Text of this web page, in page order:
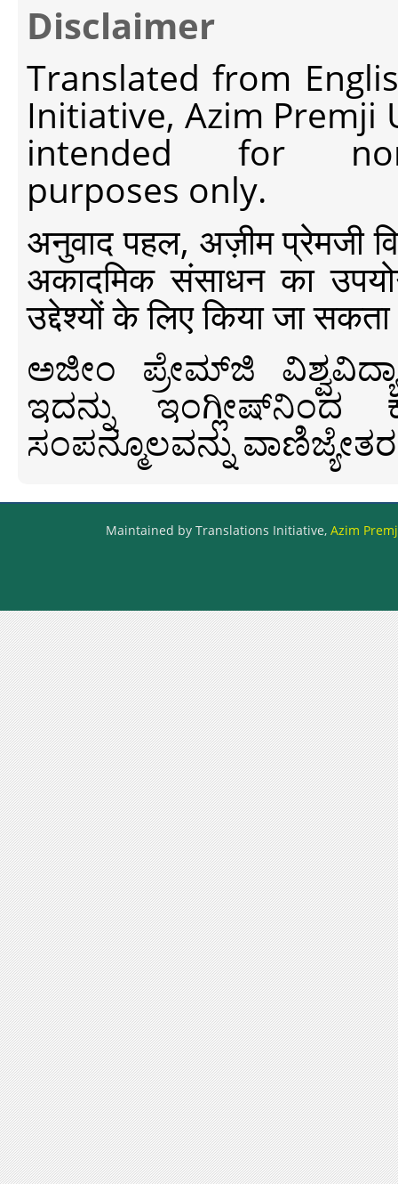
Disclaimer
Translated from
Initiative, Azim Premji
intended for non-
purposes only.
अनुवाद पहल, अज़ीम प्रेमजी
अकादमिक संसाधन का
उद्देश्यों के लिए किया जा
ಅಜೀಂ ಪ್ರೇಮ್‍ಜಿ
ಇದನ್ನು ಇಂಗ್ಲೀಷ್‍ನಿಂದ
ಸಂಪನ್ಮೂಲವನ್ನು
Maintained by Translations Initiative, Azim